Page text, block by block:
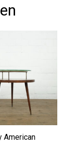
American